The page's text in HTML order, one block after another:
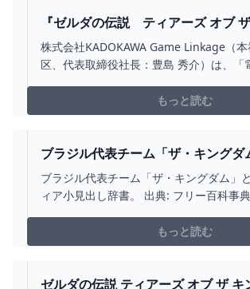
『ゼルダの伝説 ティアーズ オブ
ム』完全攻略本が9月1日に電撃から
品・サービストピックス KADOKAWAグループ ポ
株式会社KADOKAWA Game Linkage（
区、代表取締役社長：豊島 秀介）は、「
グダム ザ・コンプリートガイド』を、
（金）に刊...
もっと読む
ブラジル代表チーム「ザ・キングダ
わかりやすく解説 WEBLIO辞書
ブラジル代表チーム「ザ・キングダム」
ィア小見出し辞書。 出典: フリー百科事
マイレブンの登場人物」の記事における
チーム「ザ・キングダム」」の解...
もっと読む
ゼルダの伝説 ティアーズ オブ ザ キン